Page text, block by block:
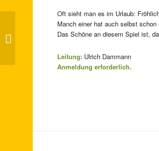
Oft sieht man es im Urlaub:
Manch einer hat auch selbst
Das Schöne an diesem Spiel ist,
Leitung: Ulrich Dammann
Anmeldung erforderlich.
Lachtanz-Kaffee